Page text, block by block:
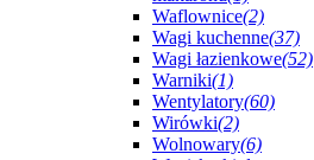
Waflownice(2)
Wagi kuchenne(37)
Wagi łazienkowe(52)
Warniki(1)
Wentylatory(60)
Wirówki(2)
Wolnowary(6)